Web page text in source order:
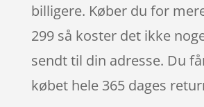
billigere. Køber du for
299 så koster det ikke
sendt til din adresse. Du
købet hele 365 dages